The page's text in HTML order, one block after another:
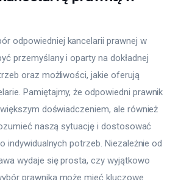
odpowiedniej kancelarii prawnej w
przemyślany i oparty na dokładnej
oraz możliwości, jakie oferują
Pamiętajmy, że odpowiedni prawnik
doświadczeniem, ale również
naszą sytuację i dostosować
indywidualnych potrzeb. Niezależnie od
wydaje się prosta, czy wyjątkowo
prawnika może mieć kluczowe